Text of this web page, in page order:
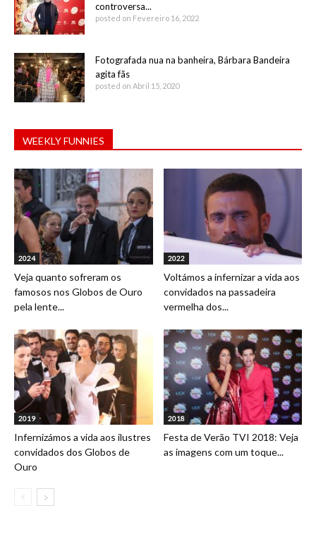
controversa...
posted on Fevereiro 16, 2022
Fotografada nua na banheira, Bárbara Bandeira
agita fãs
posted on Abril 15, 2020
WEEKLY FUNNIES
2024
Veja quanto sofreram os
famosos nos Globos de Ouro
pela lente...
2022
Voltámos a infernizar a vida aos
convidados na passadeira
vermelha dos...
2019
Infernizámos a vida aos ilustres
convidados dos Globos de
Ouro
2018
Festa de Verão TVI 2018: Veja
as imagens com um toque...